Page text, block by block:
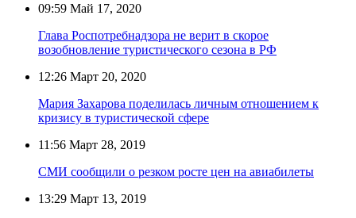
09:59 Май 17, 2020
Глава Роспотребнадзора не верит в скорое
возобновление туристического сезона в РФ
12:26 Март 20, 2020
Мария Захарова поделилась личным отношением к
кризису в туристической сфере
11:56 Март 28, 2019
СМИ сообщили о резком росте цен на авиабилеты
13:29 Март 13, 2019